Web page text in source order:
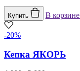
Купить В корзине
-20%
Кепка ЯКОРЬ